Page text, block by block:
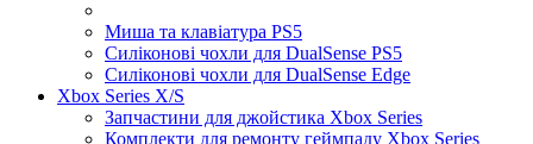
Миша та клавіатура PS5
Силіконові чохли для DualSense PS5
Силіконові чохли для DualSense Edge
Xbox Series X/S
Запчастини для джойстика Xbox Series
Комплекти для ремонту геймпаду Xbox Series